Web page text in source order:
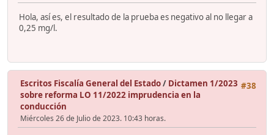
Hola, así es, el resultado de la prueba es negativo al no llegar a
0,25 mg/l.
#38
Escritos Fiscalía General del Estado/ Dictamen 1/2023
sobre reforma LO 11/2022 imprudencia en la
conducción
Miércoles 26 de Julio de 2023. 10:43 horas.